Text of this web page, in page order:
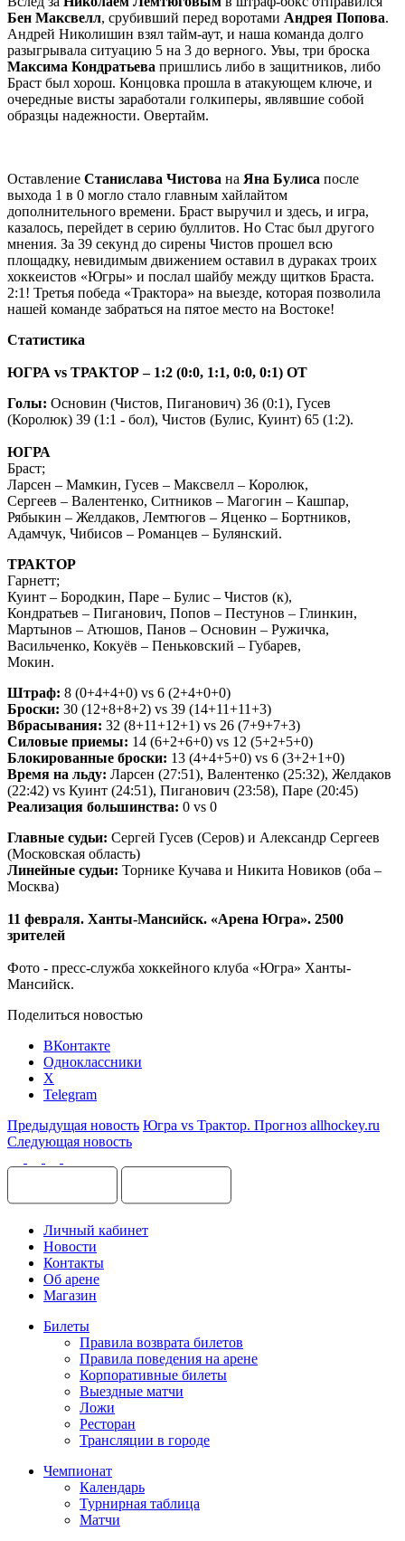
Бен Максвелл, срубивший перед воротами Андрея Попова.
Андрей Николишин взял тайм-аут, и наша команда долго
разыгрывала ситуацию 5 на 3 до верного. Увы, три броска
Максима Кондратьева пришлись либо в защитников, либо
Браст был хорош. Концовка прошла в атакующем ключе, и
очередные висты заработали голкиперы, являвшие собой
образцы надежности. Овертайм.
Оставление Станислава Чистова на Яна Булиса после
выхода 1 в 0 могло стало главным хайлайтом
дополнительного времени. Браст выручил и здесь, и игра,
казалось, перейдет в серию буллитов. Но Стас был другого
мнения. За 39 секунд до сирены Чистов прошел всю
площадку, невидимым движением оставил в дураках троих
хоккеистов «Югры» и послал шайбу между щитков Браста.
2:1! Третья победа «Трактора» на выезде, которая позволила
нашей команде забраться на пятое место на Востоке!
Статистика
ЮГРА vs ТРАКТОР – 1:2 (0:0, 1:1, 0:0, 0:1) ОТ
Голы: Основин (Чистов, Пиганович) 36 (0:1), Гусев
(Королюк) 39 (1:1 - бол), Чистов (Булис, Куинт) 65 (1:2).
ЮГРА
Браст;
Ларсен – Мамкин, Гусев – Максвелл – Королюк,
Сергеев – Валентенко, Ситников – Магогин – Кашпар,
Рябыкин – Желдаков, Лемтюгов – Яценко – Бортников,
Адамчук, Чибисов – Романцев – Булянский.
ТРАКТОР
Гарнетт;
Куинт – Бородкин, Паре – Булис – Чистов (к),
Кондратьев – Пиганович, Попов – Пестунов – Глинкин,
Мартынов – Атюшов, Панов – Основин – Ружичка,
Васильченко, Кокуёв – Пеньковский – Губарев,
Мокин.
Штраф: 8 (0+4+4+0) vs 6 (2+4+0+0)
Броски: 30 (12+8+8+2) vs 39 (14+11+11+3)
Вбрасывания: 32 (8+11+12+1) vs 26 (7+9+7+3)
Силовые приемы: 14 (6+2+6+0) vs 12 (5+2+5+0)
Блокированные броски: 13 (4+4+5+0) vs 6 (3+2+1+0)
Время на льду: Ларсен (27:51), Валентенко (25:32), Желдаков
(22:42) vs Куинт (24:51), Пиганович (23:58), Паре (20:45)
Реализация большинства: 0 vs 0
Главные судьи: Сергей Гусев (Серов) и Александр Сергеев
(Московская область)
Линейные судьи: Торнике Кучава и Никита Новиков (оба –
Москва)
11 февраля. Ханты-Мансийск. «Арена Югра». 2500
зрителей
Фото - пресс-служба хоккейного клуба «Югра» Ханты-
Мансийск.
Поделиться новостью
ВКонтакте
Одноклассники
X
Telegram
Предыдущая новость Югра vs Трактор. Прогноз allhockey.ru
Следующая новость
Личный кабинет
Новости
Контакты
Об арене
Магазин
Билеты
Правила возврата билетов
Правила поведения на арене
Корпоративные билеты
Выездные матчи
Ложи
Ресторан
Трансляции в городе
Чемпионат
Календарь
Турнирная таблица
Матчи